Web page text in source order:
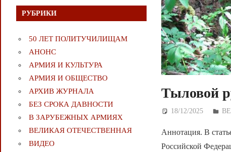
Тыловой
18/12/2025
Аннотация. В
Российской
РУБРИКИ
50 ЛЕТ ПОЛИТУЧИЛИЩАМ
АНОНС
АРМИЯ И КУЛЬТУРА
АРМИЯ И ОБЩЕСТВО
АРХИВ ЖУРНАЛА
БЕЗ СРОКА ДАВНОСТИ
В ЗАРУБЕЖНЫХ АРМИЯХ
ВЕЛИКАЯ ОТЕЧЕСТВЕННАЯ
ВИДЕО